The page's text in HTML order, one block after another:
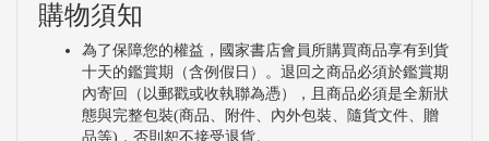
購物須知
為了保障您的權益，國家書店會員所購買商品享有到貨
十天的鑑賞期（含例假日）。退回之商品必須於鑑賞期
內寄回（以郵戳或收執聯為憑），且商品必須是全新狀
態與完整包裝(商品、附件、內外包裝、隨貨文件、贈
品等)，否則恕不接受退貨。